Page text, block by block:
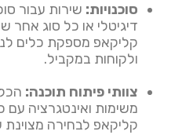
סוכנויות: שירות עבור
דיגיטלי או כל סוג אחר
קליקאפ מספקת כלים
ולקוחות במקביל.
צוותי פיתוח תוכנה:
משימות ואינטגרציה עם
קליקאפ לבחירה מצוינת